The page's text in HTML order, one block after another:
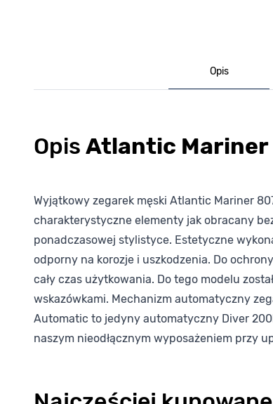
Opis
Opis Atlantic Mariner
Wyjątkowy zegarek męski Atlantic Mariner
charakterystyczne elementy jak obracany
ponadczasowej stylistyce. Estetyczne
odporny na korozje i uszkodzenia. Do
cały czas użytkowania. Do tego modelu
wskazówkami. Mechanizm automatyczny
Automatic to jedyny automatyczny Diver
naszym nieodłącznym wyposażeniem przy